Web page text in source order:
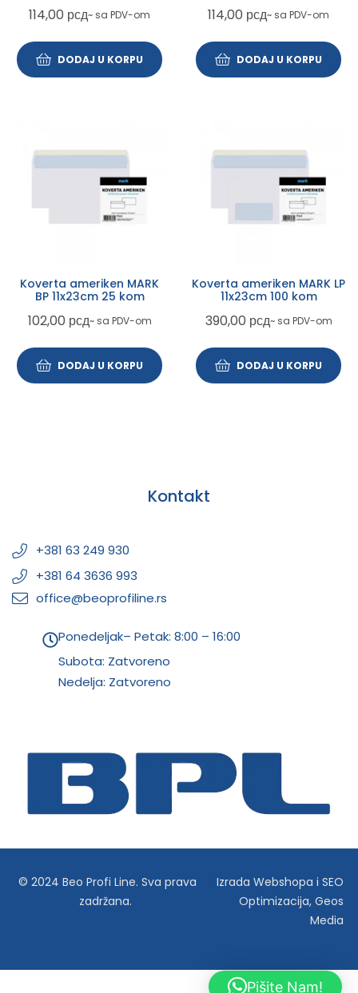
114,00 рсд~ sa PDV-om
DODAJ U KORPU
114,00 рсд~ sa PDV-om
DODAJ U KORPU
Koverta ameriken MARK
BP 11x23cm 25 kom
102,00 рсд~ sa PDV-om
DODAJ U KORPU
Koverta ameriken MARK LP
11x23cm 100 kom
390,00 рсд~ sa PDV-om
DODAJ U KORPU
Kontakt
+381 63 249 930
+381 64 3636 993
office@beoprofiline.rs
Ponedeljak– Petak: 8:00 – 16:00
Subota: Zatvoreno
Nedelja: Zatvoreno
© 2024 Beo Profi Line. Sva prava
zadržana.
Izrada Webshopa iSEO
Optimizacija,Geos
Media
Pišite Nam!